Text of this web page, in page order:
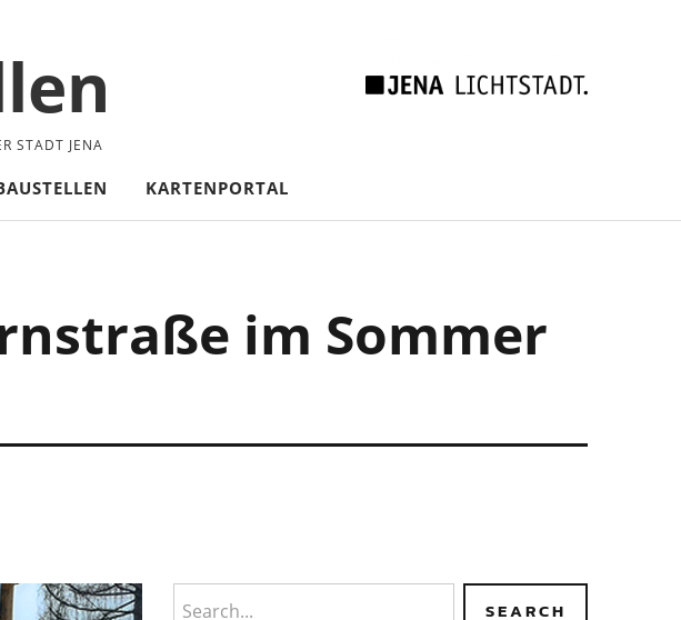
JENA
KARTENPORTAL
im Sommer